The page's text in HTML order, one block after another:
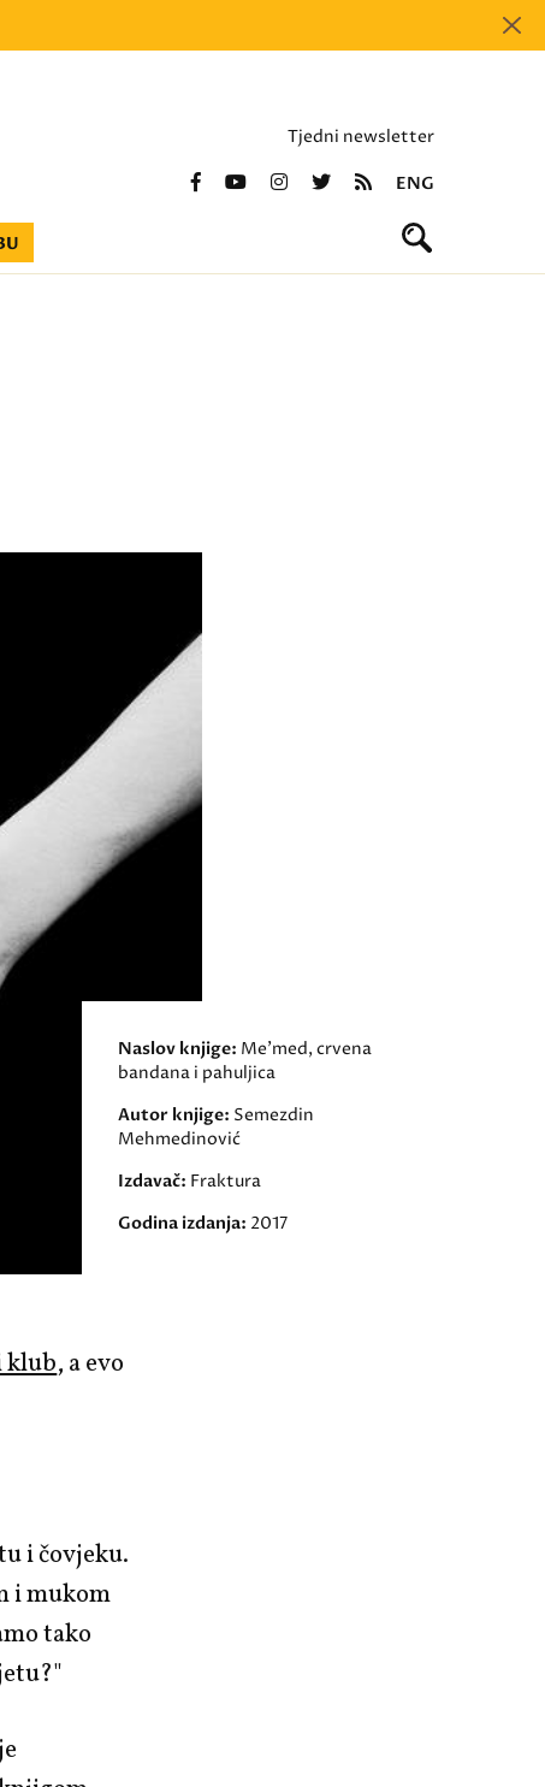
Tjedni newsletter
ENG
Naslov knjige: Me’med, crvena
bandana i pahuljica
Autor knjige: Semezdin
Mehmedinović
Izdavač: Fraktura
Godina izdanja: 2017
klub, a evo
i čovjeku.
i mukom
tako